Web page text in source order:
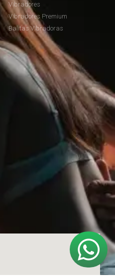
Vibradores
Vibradores Premium
Balitas Vibradoras